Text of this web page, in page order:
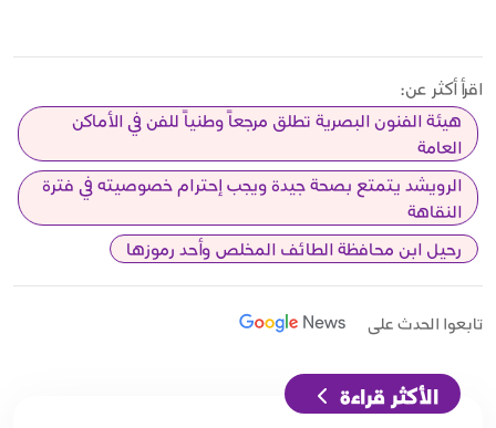
اقرأ أكثر عن:
هيئة الفنون البصرية تطلق مرجعاً وطنياً للفن في الأماكن
العامة
الرويشد يتمتع بصحة جيدة ويجب إحترام خصوصيته في فترة
النقاهة
رحيل ابن محافظة الطائف المخلص وأحد رموزها
تابعوا الحدث على
الأكثر قراءة